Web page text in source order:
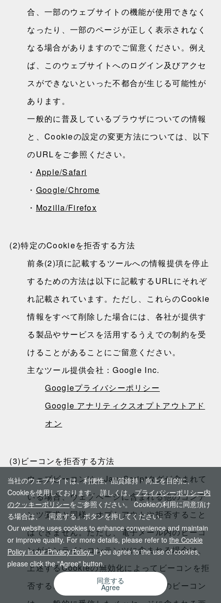
合、一部のウェブサイトの機能が使用できなく
なったり、一部のページが正しく表示されなく
なる場合がありますのでご留意ください。例え
ば、このウェブサイトへのログイン及びアクセ
スができないといった不都合が生じる可能性が
あります。
一般的に普及しているブラウザについての情報
と、Cookieの設定の変更方法については、以下
のURLをご参照ください。
・ Apple/Safari
・ Google/Chrome
・ Mozilla/Firefox
(2)特定のCookieを拒否する方法
前条(2)項に記載するツールへの情報提供を停止
するための方法は以下に記載するURLにそれぞ
れ記載されています。ただし、これらのCookie
情報をすべて削除した場合には、各社が提供す
る製品やサービスを活用するうえでの制約を受
けることがあることにご留意ください。
主なツール提供会社：Google Inc.
Googleプライバシーポリシー
Google アナリティクスオプトアウトアド
オン
(3) ビーコンを拒否する方法
ウェブビーコンは、JavaScriptタグが含まれて
いる場合、ウェブページに含まれる他のコンテ
ンツ要求と同様、オプトアウトや拒否すること
はできません。ただし、電子メール内のビーコ
ンがオンラインコンテンツに含まれる場合は、
上述するCookieの無効化によってビーコンを拒
否することができます。電子メールのビーコン
当社のウェブサイトは、利便性、品質維持・向上を目的に、
Cookieを使用しております。 詳しくは、プライバシーポリシー内
のクッキーポリシーをご参照ください。 Cookieの利用に同意頂け
る場合は、「同意する」ボタンを押してください。
Our website uses cookies to enhance convenience and maintain
or improve quality. For more details, please refer to the Cookie
Policy in our Privacy Policy.If you agree to the use of cookies,
please click the "Agree" button.
同意する
Agree